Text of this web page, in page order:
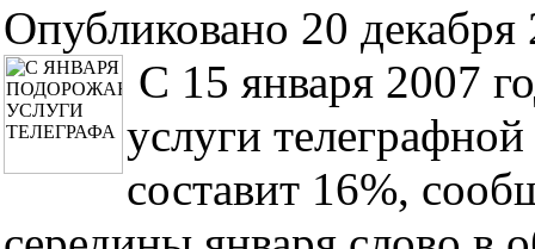
Опубликовано 20 декабря
С 15 января 2007
услуги
составит 16%,